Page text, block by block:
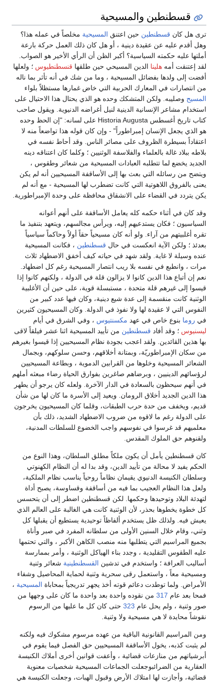
قسطنطين والمسيحية
ترى هل كان قسطنطين حين اعتنق المسيحية مخلصاً في عمله هذا؟
وهل أقدم عليه عن عقيدة دينية ، أو هل كان ذلك العمل حركة بارعة
أملتها عليه حكمته السياسية؟ أكبر الظن أن الرأي الأخير هو الصواب.
لقد إعتنقت أمه هلينا الدين المسيحي حين طلقها قنسطنطيوس ؛ ولعلها
أفضت إلى ولدها بفضائل المسيحية ، وما من شك في أنه تأثر بما ناله
من انتصارات في المعارك الحربية التي خاض غمارها مستظلاً بلواء
المسيح وصليبه. ولكن المتشكك وحده هو الذي يحتال هذا الاحتيال على
استخدام مشاعر الإنسانية الدينية لنيل أغراضه الدنيوية. ويقول صاحب
كتاب تاريخ أغسطس Historia Augusta على لسانه: "إن الحظ وحده
هو الذي يجعل الإنسان إمبراطوراً" - وإن كان قوله هذا تواضعاً منه لا
اعتقاداً بسيطرة الظروف على مصائر الناس. وقد أحاط نفسه في
بلاطه ببلاد غالة بالعلماء والفلاسفة الوثنيين ؛ وكلما كان اعتناقه دينه
الجديد يخضع لما تتطلبه العبادات المسيحية من شعائر وطقوس ،
ويتضح من رسائله التي بعث بها إلى الأساقفة المسيحيين أنه لم يكن
يعنى بالفروق اللاهوتية التي كانت تضطرب لها المسيحية - مع أنه لم
يكن يتردد في القضاء على الانشقاق محافظة على وحدة الإمبراطورية.
وقد كان في أثناء حكمه كله يعامل الأساقفة على أنهم أعوانه
السياسيون ؛ فكان يستدعيهم إليه، ويرأس مجالسهم، ويتعهد بتنفيذ ما
تقره أغلبيتهم من آراء. ولو أنه كان مسيحياً حقاً أولاً وحاكماً سياسياً
بعدئذ ؛ ولكن الآية انعكست في حال قسطنطين ، فكانت المسيحية
عنده وسيلة لا غاية. ولقد شهد في حياته كيف أخفق الاضطهاد ثلاث
مرات ، وانطبع في نفسه بلا ريب انتصار المسيحية رغم كل اضطهاد.
نعم إن أتباع هذا الدين كانوا لا يزالون قلة في الدولة ، ولكنهم كانوا إذا
قيسوا إلى غيرهم قلة متحدة ، مستبسلة قوية، على حين أن الأغلبية
الوثنية كانت منقسمة إلى عدة شيع دينية، وكان فيها عدد كبير من
النفوس التي لا عقيدة لها ولا نفوذ في الدولة. وكان المسيحيون كثيرين
في روما بنوع خاص في عهد مكسنتيوس ، وفي الشرق في أيام
ليسنيوس ؛ وقد أفاد قسطنطين من تأييد المسيحية اثنا عشر فيلقاً لاقى
بها هذين القائدين. ولقد اعجب بجودة نظام المسيحيين إذا قيسوا بغيرهم
من سكان الإمبراطوريّة، وبمتانة أخلاقهم، وحسن سلوكهم، وبجمال
الشعائر المسيحية وخلوها من القرابين الدموية ، وبطاعة المسيحيين
لرؤسائهم الدينيين ، وبرضاهم صاغرين بفوارق الحياة رضاء مبعثه أملهم
في أنهم سيحظون بالسعادة في الدار الآخرة. ولعله كان يرجو أن يطهر
هذا الدين الجديد أخلاق الرومان. ويعيد إلى الأسرة ما كان لها من شأن
قديم، ويخفف من حدة حرب الطبقات، وقلما كان المسيحيون يخرجون
على الدولة رغم ما لاقوه من ضروب الاضطهاد الشديد، ذلك بأن
معلميهم قد غرسوا في نفوسهم واجب الخضوع للسلطات المدنية،
ولقنوهم حق الملوك المقدس.
كان قسطنطين يأمل أن يكون ملكاً مطلق السلطان، وهذا النوع من
الحكم يفيد لا محالة من تأييد الدين، وقد بدا له أن النظام الكهنوتي
وسلطان الكنيسة الدنيوي يقيمان نظاماً روحياً يناسب نظام الملكية،
ولعل هذا النظام العجيب بما فيه من أساقفة وقساوسة، يصبح أداة
لتهدئة البلاد وتوحيدها وحكمها. لكن قسطنطين اضطر إلى أن يتحسس
كل خطوة يخطوها بحذر، لأن الوثنية كانت هي الغالبة على العالم الذي
يعيش فيه. ولذلك ظل يستخدم ألفاظاً توحيدية يستطيع أن يقبلها كل
وثني، وقام خلال السنين الأولى من سلطانه المفرد في صبر وأناة
بجميع المراسيم التي يتطلبها منه منصب الكاهن الأكبر ، والتي تحتمها
عليه الطقوس التقليدية ، وجدد بناء الهياكل الوثنية ، وأمر بممارسة
أساليب العرافة ؛ واستخدم في تدشين القسطنطينية شعائر وثنية
ومسيحية معاً ، واستعمل رقى سحرية وثنية لحماية المحاصيل وشفاء
الأمراض. ولما توطدت دعائم قوته أخذ يجهر تدريجياً بمحاباة المسيحية ،
فمحا بعد عام 317 من نقوده واحدة بعد واحدة ما كان على وجهها من
صور وثنية ، ولم يحل عام 323 حتى كان كل ما عليها من الرسوم
نقوشاً محايدة لا هي مسيحية ولا وثنية.
ومن المراسيم القانونية الباقية من عهده مرسوم مشكوك فيه ولكنه
لم يثبت كذبه، يخول الأساقفة المسيحيين حق الفصل فيما يقوم في
أبرشياتهم من منازعات قضائية ، وأعفت قوانين أخرى أملاك الكنيسة
العقارية من الضرائبوجعلت الجماعات المسيحية شخصيات معنوية
قضائية، وأجازت لها امتلاك الأرض وقبول الهبات، وجعلت الكنيسة هي